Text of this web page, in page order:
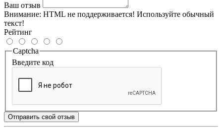
Ваш отзыв
Внимание: HTML не поддерживается! Используйте обычный
текст!
Рейтинг
Captcha
Введите код
Отправить свой отзыв